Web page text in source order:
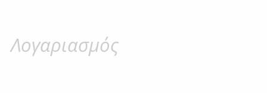
Λογαριασμός